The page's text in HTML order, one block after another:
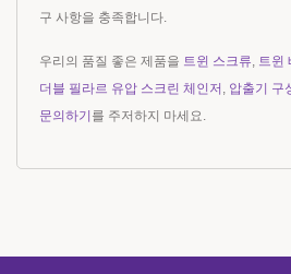
구 사항을 충족합니다.
우리의 품질 좋은 제품을 트윈 스크류, 트윈
더블 필라르 유압 스크린 체인저 , 압출기 구
문의하기 를 주저하지 마세요.